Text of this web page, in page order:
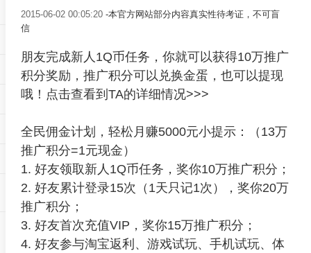
2015-06-02 00:05:20 -本官方网站部分内容真实性待考证，不可盲
信
朋友完成新人1Q币任务，你就可以获得10万推广
积分奖励，推广积分可以兑换金蛋，也可以提现
哦！点击查看到TA的详细情况>>>
全民佣金计划，轻松月赚5000元小提示：（13万
推广积分=1元现金）
1. 好友领取新人1Q币任务，奖你10万推广积分；
2. 好友累计登录15次（1天只记1次），奖你20万
推广积分；
3. 好友首次充值VIP，奖你15万推广积分；
4. 好友参与淘宝返利、游戏试玩、手机试玩、体